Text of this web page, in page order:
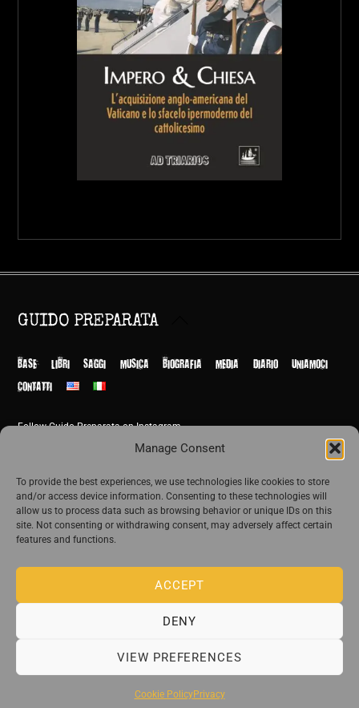
Manage Consent
To provide the best experiences, we use technologies like cookies to store
and/or access device information. Consenting to these technologies will
allow us to process data such as browsing behavior or unique IDs on this
site. Not consenting or withdrawing consent, may adversely affect certain
features and functions.
ACCEPT
DENY
VIEW PREFERENCES
Cookie PolicyPrivacy
Top
GUIDO PREPARATA
BASE LIBRI SAGGI MUSICA BIOGRAFIA MEDIA DIARIO
UNIAMOCI
CONTATTI
Follow Guido Preparata on Instagram
Join the exclusive list of Guido Preparata
Stay close—receive content that disturbs and reveal.